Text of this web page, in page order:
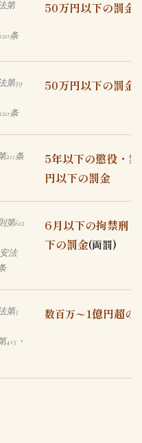
第
条
50万円以下の罰金
第59
条
50万円以下の罰金
211条
5年以下の懲役・
円以下の罰金
第612
法
6月以下の拘禁刑
下の罰金(両罰)
第5
415・
数百万〜1億円超の